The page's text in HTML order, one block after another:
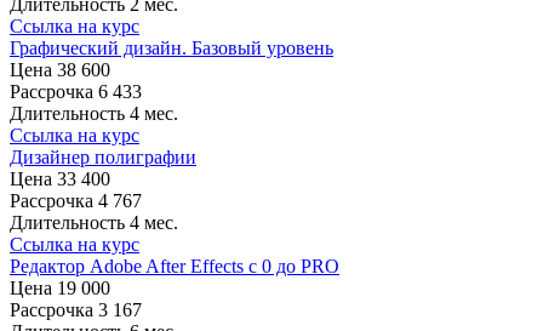
Ссылка на курс
Графический дизайн. Базовый уровень
Цена 38 600
Рассрочка 6 433
Длительность 4 мес.
Ссылка на курс
Дизайнер полиграфии
Цена 33 400
Рассрочка 4 767
Длительность 4 мес.
Ссылка на курс
Редактор Adobe After Effects с 0 до PRO
Цена 19 000
Рассрочка 3 167